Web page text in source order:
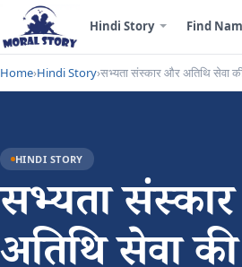
Hindi Story Find
Home›Hindi Story›सभ्यता संस्कार और अतिथि
HINDI STORY
सभ्यता